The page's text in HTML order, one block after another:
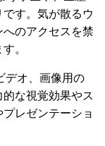
す。気が散るウ
のアクセスを禁
。
デオ、画像用の
な視覚効果やス
レゼンテーショ